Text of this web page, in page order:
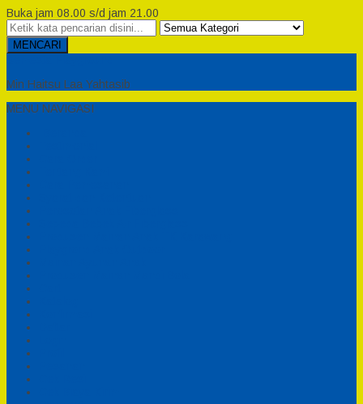
Buka jam 08.00 s/d jam 21.00
MENCARI
Min Haitsu Laa Yahtasib
MENU NAVIGASI